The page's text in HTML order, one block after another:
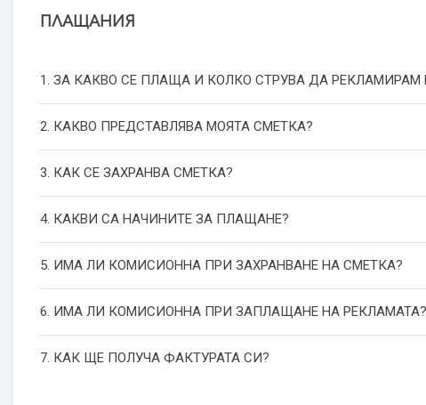
ПЛАЩАНИЯ
1. ЗА КАКВО СЕ ПЛАЩА И КОЛКО СТРУВА ДА РЕКЛАМИРАМ В
2. КАКВО ПРЕДСТАВЛЯВА МОЯТА СМЕТКА?
3. КАК СЕ ЗАХРАНВА СМЕТКА?
4. КАКВИ СА НАЧИНИТЕ ЗА ПЛАЩАНЕ?
5. ИМА ЛИ КОМИСИОННА ПРИ ЗАХРАНВАНЕ НА СМЕТКА?
6. ИМА ЛИ КОМИСИОННА ПРИ ЗАПЛАЩАНЕ НА РЕКЛАМАТА?
7. КАК ЩЕ ПОЛУЧА ФАКТУРАТА СИ?